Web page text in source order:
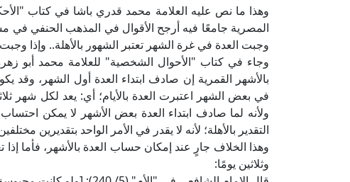
وهذا ما نص عليه العلامة محمد قدري باشا في كتاب
وجبت العدة في غرة الشهر تعتبر الشهور بالأهلة.. وإذا وجبت
بالأشهر القمرية إن صادف ابتداء العدة أول الشهر، وقد
في بعض الشهر اعتبرت العدة بالأيام؛ أي: يعد لكل شهر
ولأنه لما صادف ابتداء العدة بعض الأشهر لا يمكن احتساب
التقدير بالأهلة؛ لأنه لا يقدر في الأمر الواحد بتقديرين
وهذا الخلاف جارٍ عند إمكان حساب العدة بالأشهر، فأما إذا
وثلاثين يومًا: